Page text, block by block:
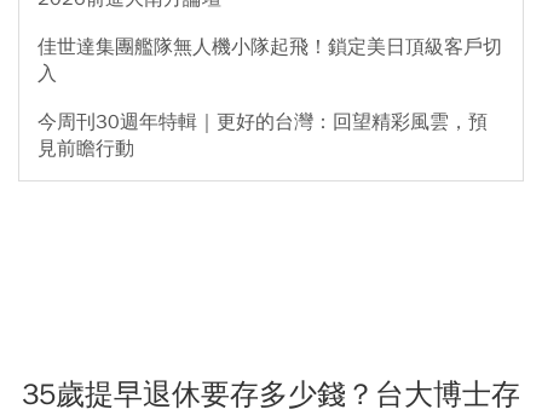
佳世達集團艦隊無人機小隊起飛！鎖定美日頂級客戶切
入
今周刊30週年特輯｜更好的台灣：回望精彩風雲，預
見前瞻行動
35歲提早退休要存多少錢？台大博士存